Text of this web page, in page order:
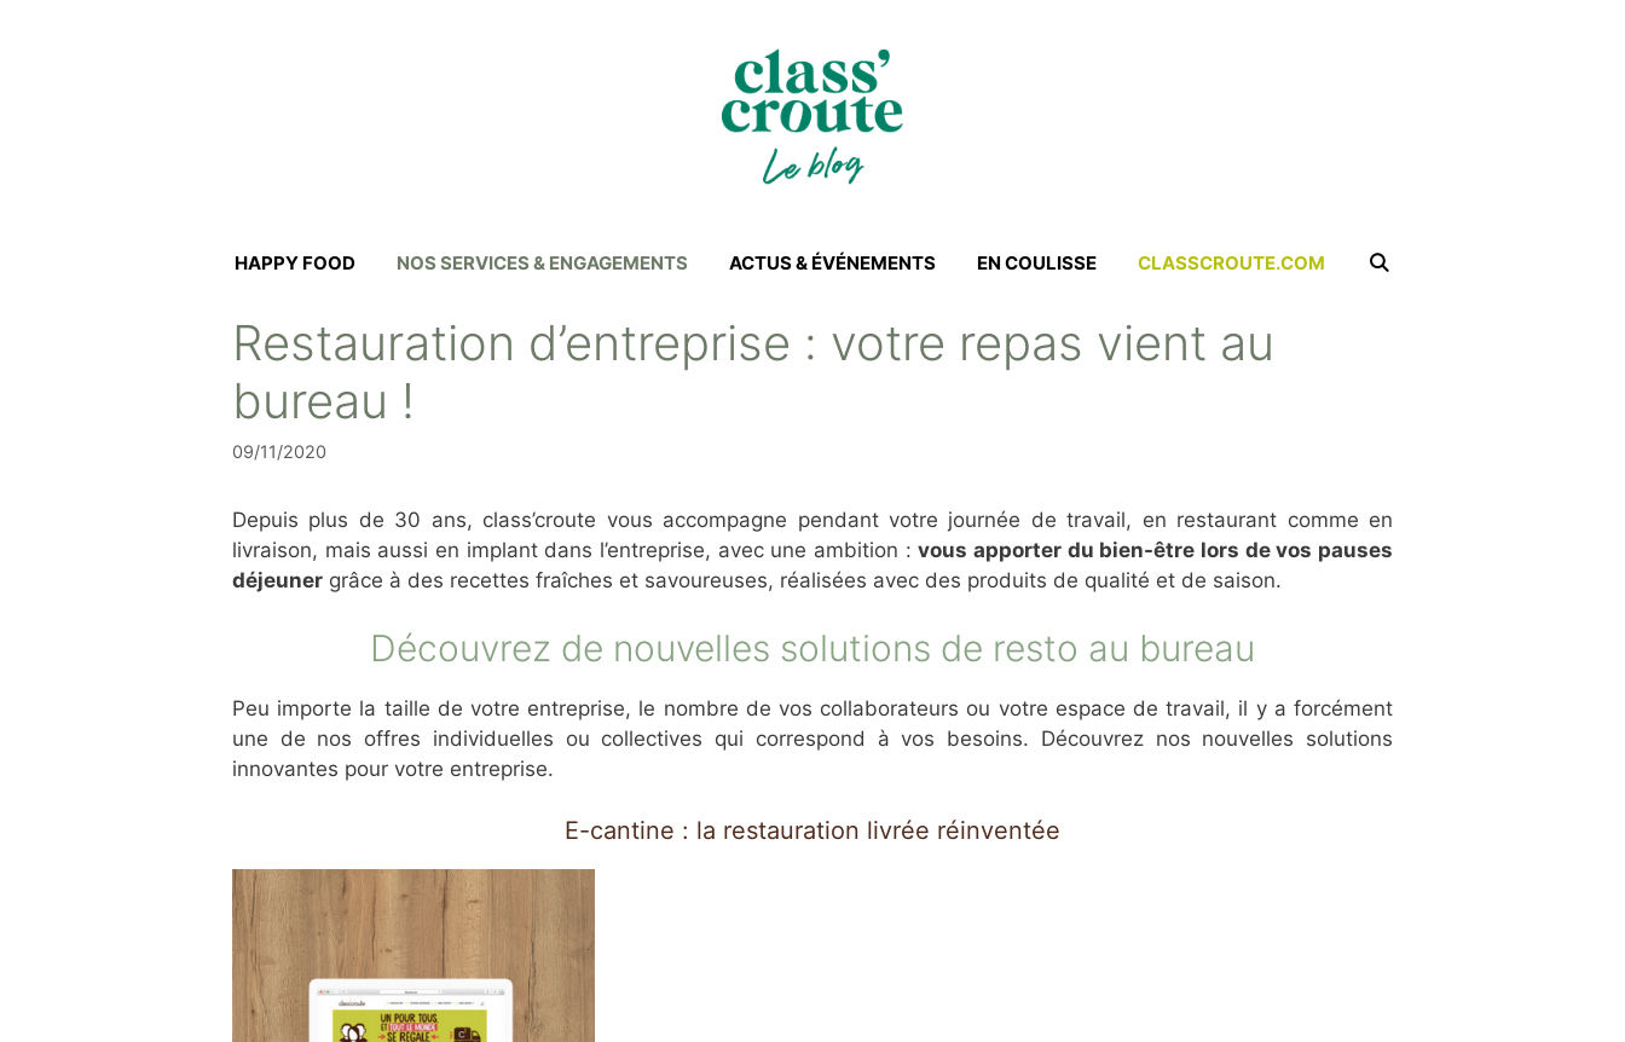
HAPPY FOOD NOS SERVICES & ENGAGEMENTS ACTUS & ÉVÉNEMENTS EN COULISSE CLASSCROUTE.COM
Restauration d’entreprise : votre repas vient au
bureau !
09/11/2020
Depuis plus de 30 ans, class’croute vous accompagne pendant votre journée de travail, en restaurant comme en
livraison, mais aussi en implant dans l’entreprise, avec une ambition :vous apporter du bien-être lors de vos pauses
déjeuner grâce à des recettes fraîches et savoureuses, réalisées avec des produits de qualité et de saison.
Découvrez de nouvelles solutions de resto au bureau
Peu importe la taille de votre entreprise, le nombre de vos collaborateurs ou votre espace de travail, il y a forcément
une de nos offres individuelles ou collectives qui correspond à vos besoins. Découvrez nos nouvelles solutions
innovantes pour votre entreprise.
E-cantine : la restauration livrée réinventée